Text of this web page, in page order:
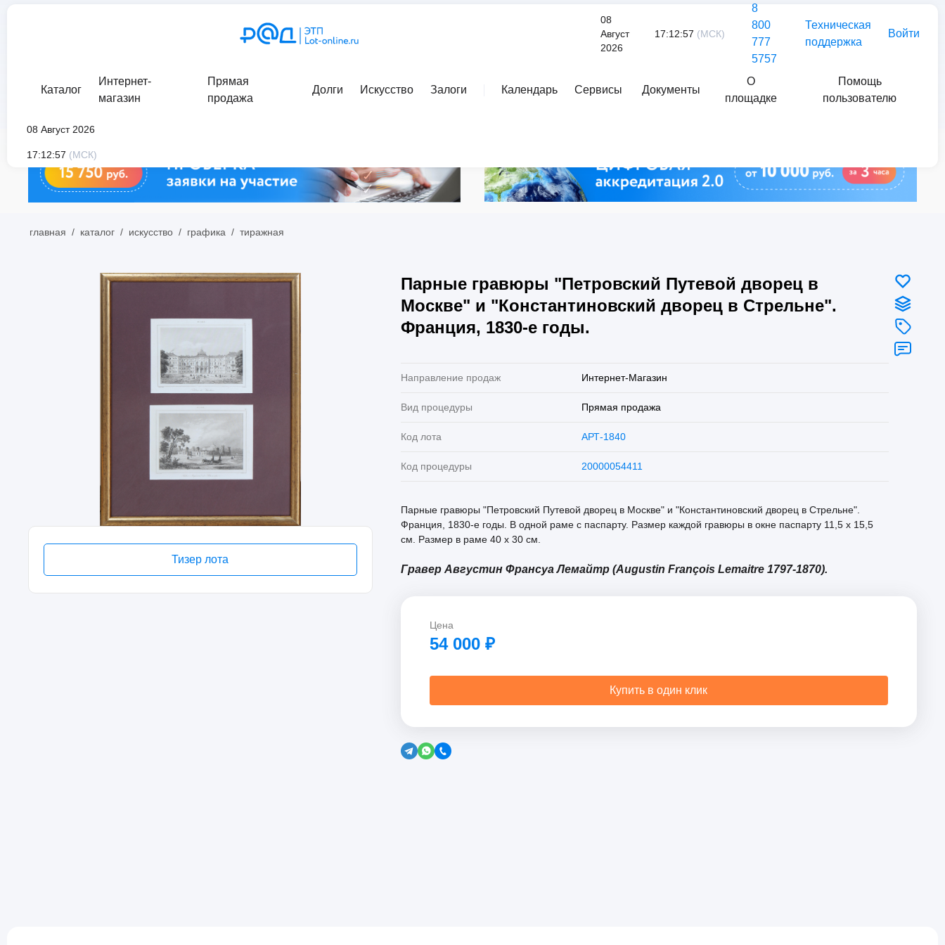
08
Август
2026
17:12:57 (МСК)
8
800
777
5757
Техническая
поддержка
Войти
Каталог
Интернет-
магазин
Прямая
продажа
Долги Искусство Залоги Календарь Сервисы Документы
О
площадке
Помощь
пользователю
08 Август 2026
17:12:57 (МСК)
главная / каталог / искусство / графика / тиражная
Тизер лота
Парные гравюры "Петровский Путевой дворец в
Москве" и "Константиновский дворец в Стрельне".
Франция, 1830-е годы.
Направление продаж Интернет-Магазин
Вид процедуры Прямая продажа
Код лота АРТ-1840
Код процедуры 20000054411
Парные гравюры "Петровский Путевой дворец в Москве" и "Константиновский дворец в Стрельне".
Франция, 1830-е годы. В одной раме с паспарту. Размер каждой гравюры в окне паспарту 11,5 х 15,5
см. Размер в раме 40 х 30 см.
Гравер Августин Франсуа Лемайтр (Augustin François Lemaitre 1797-1870).
Цена
54 000 ₽
Купить в один клик